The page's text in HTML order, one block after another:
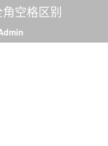
空格区别